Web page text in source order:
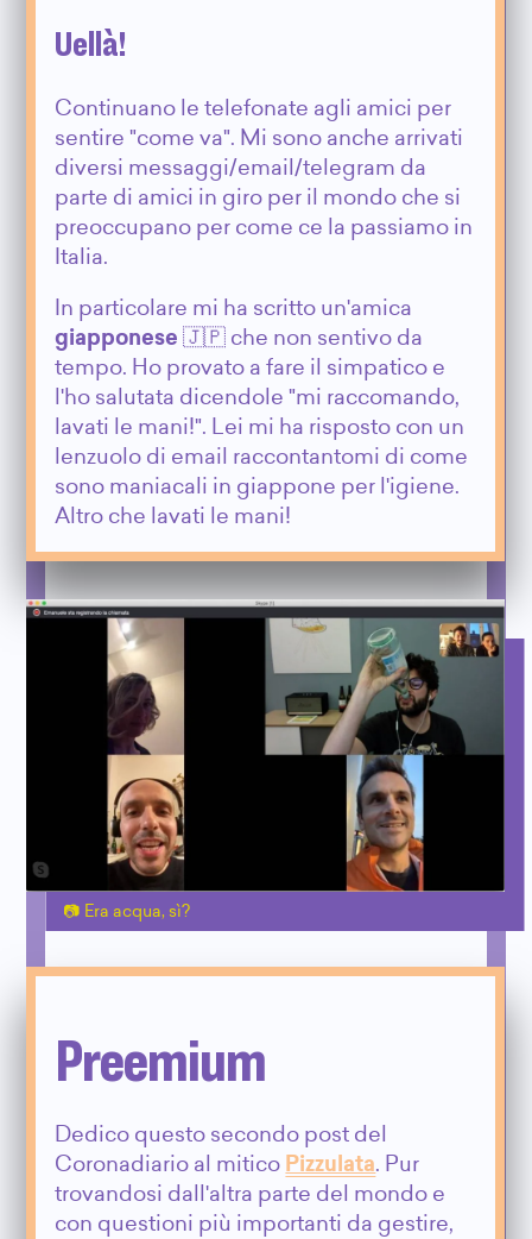
Uellà!
Continuano le telefonate agli amici per
sentire "come va". Mi sono anche arrivati
diversi messaggi/email/telegram da
parte di amici in giro per il mondo che si
preoccupano per come ce la passiamo in
Italia.
In particolare mi ha scritto un'amica
giapponese 🇯🇵 che non sentivo da
tempo. Ho provato a fare il simpatico e
l'ho salutata dicendole "mi raccomando,
lavati le mani!". Lei mi ha risposto con un
lenzuolo di email raccontantomi di come
sono maniacali in giappone per l'igiene.
Altro che lavati le mani!
Era acqua, sì?
Preemium
Dedico questo secondo post del
Coronadiario al mitico Pizzulata. Pur
trovandosi dall'altra parte del mondo e
con questioni più importanti da gestire,